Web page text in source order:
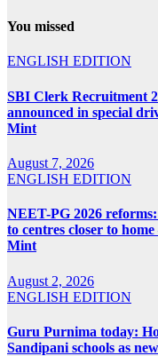
You missed
ENGLISH EDITION
SBI Clerk Recruitment
announced in special
Mint
August 7, 2026
ENGLISH EDITION
NEET-PG 2026
to centres closer to
Mint
August 2, 2026
ENGLISH EDITION
Guru Purnima today:
Sandipani schools as